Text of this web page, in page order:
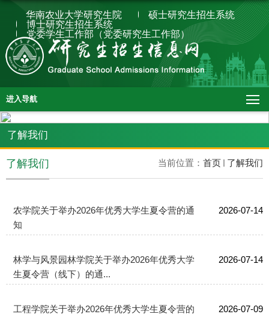
华南农业大学研究生院
硕士研究生招生系统
博士研究生招生系统
党委学生工作部（党委研究生工作部）
进入导航
了解我们
当前位置： 首页 了解我们
了解我们
农学院关于举办2026年优秀大学生夏令营的通
知
2026-07-14
林学与风景园林学院关于举办2026年优秀大学
生夏令营（线下）的通...
2026-07-14
工程学院关于举办2026年优秀大学生夏令营的
2026-07-09